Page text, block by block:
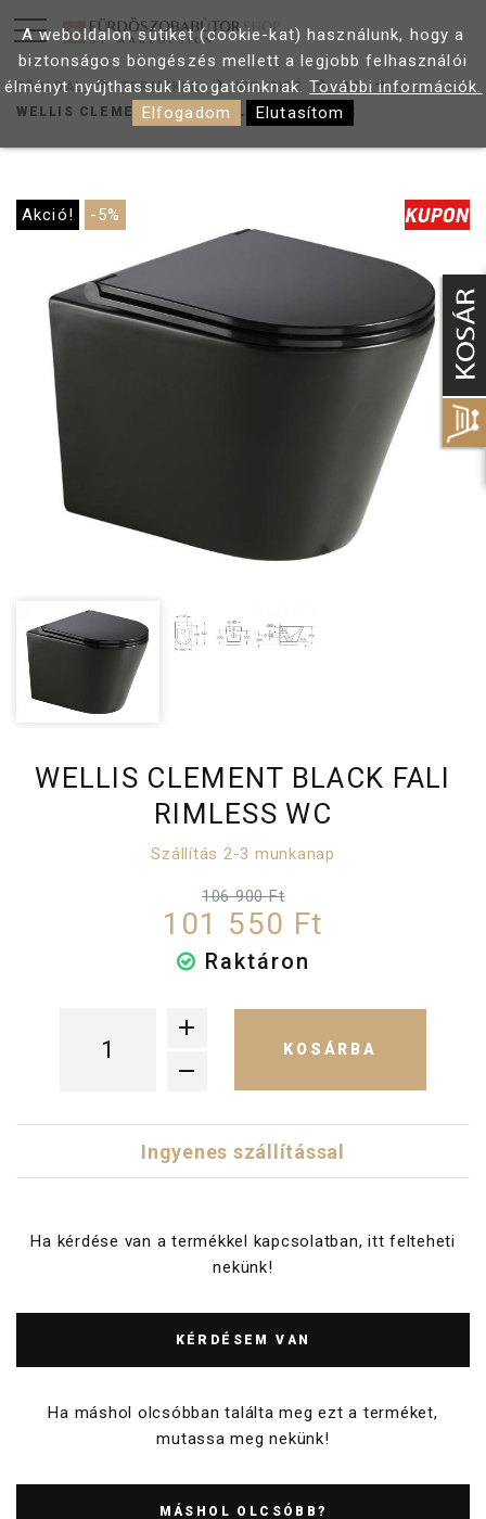
FŐOLDAL TERMÉKEK WC, BIDÉ
WC
WELLIS CLEMENT BLACK FALI RIMLESS WC
Akció! -5%
WELLIS CLEMENT BLACK FALI
RIMLESS WC
Szállítás 2-3 munkanap
106 900 Ft
101 550 Ft
Raktáron
KOSÁRBA
Ingyenes szállítással
Ha kérdése van a termékkel kapcsolatban, itt felteheti
nekünk!
KÉRDÉSEM VAN
Ha máshol olcsóbban találta meg ezt a terméket,
mutassa meg nekünk!
MÁSHOL OLCSÓBB?
A weboldalon sütiket (cookie-kat) használunk, hogy a
biztonságos böngészés mellett a legjobb felhasználói
élményt nyújthassuk látogatóinknak. További információk.
Elfogadom
Elutasítom